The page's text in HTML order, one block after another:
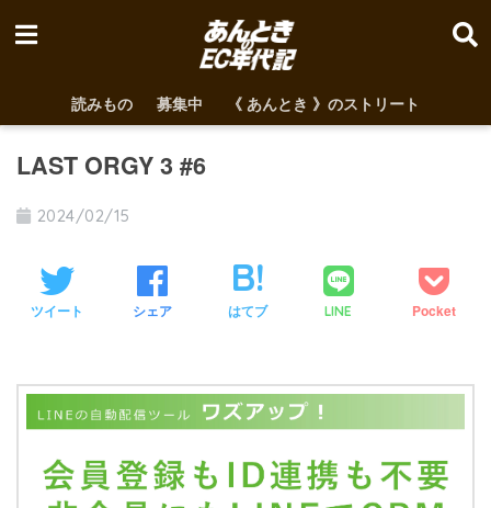
読みもの 募集中 《 あんとき 》のストリート
LAST ORGY 3 #6
2024/02/15
ツイート シェア はてブ LINE Pocket